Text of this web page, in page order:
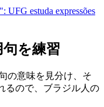
estuda expressões
を練習
の意味を見分け、そ
るので、ブラジル人の